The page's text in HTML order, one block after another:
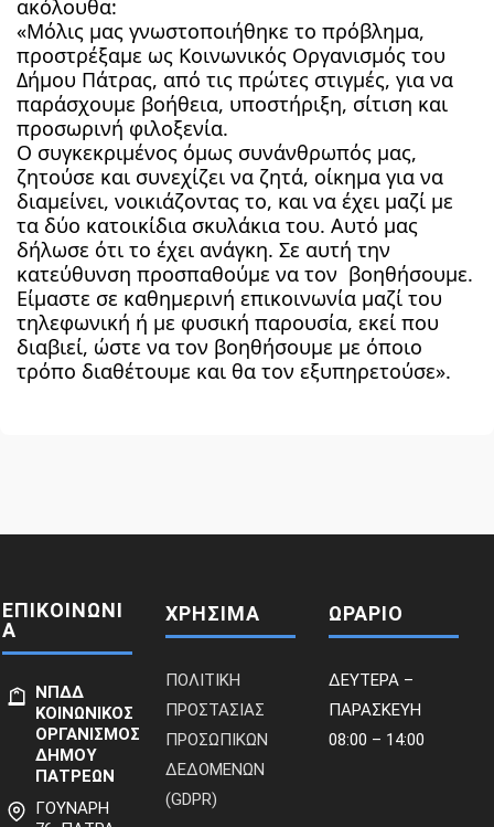
ακόλουθα:
«Μόλις μας γνωστοποιήθηκε το πρόβλημα,
προστρέξαμε ως Κοινωνικός Οργανισμός του
Δήμου Πάτρας, από τις πρώτες στιγμές, για να
παράσχουμε βοήθεια, υποστήριξη, σίτιση και
προσωρινή φιλοξενία.
Ο συγκεκριμένος όμως συνάνθρωπός μας,
ζητούσε και συνεχίζει να ζητά, οίκημα για να
διαμείνει, νοικιάζοντας το, και να έχει μαζί με
τα δύο κατοικίδια σκυλάκια του. Αυτό μας
δήλωσε ότι το έχει ανάγκη. Σε αυτή την
κατεύθυνση προσπαθούμε να τον βοηθήσουμε.
Είμαστε σε καθημερινή επικοινωνία μαζί του
τηλεφωνική ή με φυσική παρουσία, εκεί που
διαβιεί, ώστε να τον βοηθήσουμε με όποιο
τρόπο διαθέτουμε και θα τον εξυπηρετούσε».
ΕΠΙΚΟΙΝΩΝΙ
Α
ΝΠΔΔ
ΚΟΙΝΩΝΙΚΟΣ
ΟΡΓΑΝΙΣΜΟΣ
ΔΗΜΟΥ
ΠΑΤΡΕΩΝ
ΓΟΥΝΑΡΗ
ΧΡΗΣΙΜΑ
ΠΟΛΙΤΙΚΗ
ΠΡΟΣΤΑΣΙΑΣ
ΠΡΟΣΩΠΙΚΩΝ
ΔΕΔΟΜΕΝΩΝ
(GDPR)
ΩΡΑΡΙΟ
ΔΕΥΤΕΡΑ –
ΠΑΡΑΣΚΕΥΗ
08:00 – 14:00